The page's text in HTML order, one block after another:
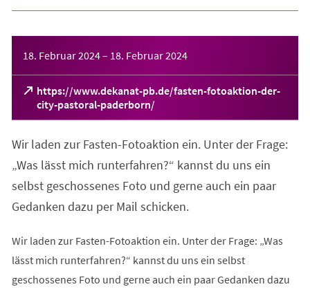
18. Februar 2024– 18. Februar 2024
https://www.dekanat-pb.de/fasten-fotoaktion-der-
city-pastoral-paderborn/
(Öffnet
in
neuen
Tab)
Wir laden zur Fasten-Fotoaktion ein. Unter der Frage:
„Was lässt mich runterfahren?“ kannst du uns ein
selbst geschossenes Foto und gerne auch ein paar
Gedanken dazu per Mail schicken.
Wir laden zur Fasten-Fotoaktion ein. Unter der Frage: „Was
lässt mich runterfahren?“ kannst du uns ein selbst
geschossenes Foto und gerne auch ein paar Gedanken dazu